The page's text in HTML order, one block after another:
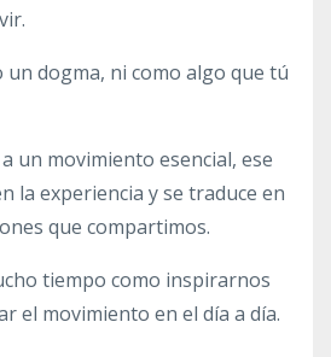
dogma, ni como algo que tú
un movimiento esencial, ese
la experiencia y se traduce en
que compartimos.
tiempo como inspirarnos
el movimiento en el día a día.